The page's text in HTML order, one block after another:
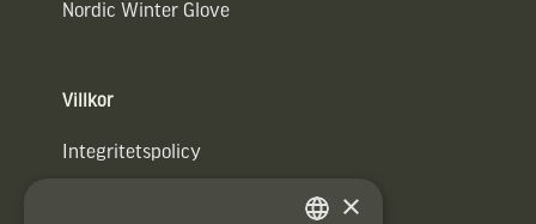
Nordic Winter Glove
Villkor
Integritetspolicy
×